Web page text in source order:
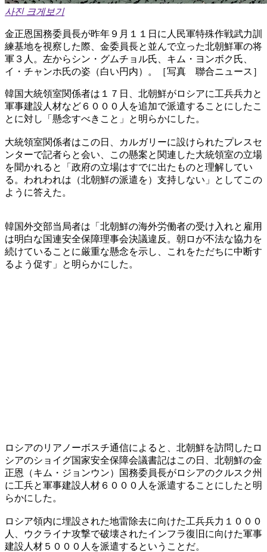
사진 크게보기
金正恩国務委員長が昨年９月１１日に人民軍特殊作戦武力訓
練基地を視察した際、金委員長と並んで立った北朝鮮軍の将
軍３人。左からシン・グムチョル氏、キム・ヨンボク氏、
イ・チャンホ氏の姿（白い円内）。［写真 聯合ニュース］
韓国大統領室関係者は１７日、北朝鮮がロシアに工兵兵力と
軍事建設人材など６０００人を追加で派遣することにしたこ
とに対し「懸念すべきこと」と明らかにした。
大統領室関係者はこの日、カルガリーに設けられたプレスセ
ンターで記者らと会い、この懸案と関連した大統領室の立場
を聞かれると「政府の立場はすでに出たものと理解してい
る。われわれは（北朝鮮の派遣を）支持しない」としてこの
ように答えた。
韓国外交部当局者は「北朝鮮の海外労働者の受け入れと雇用
は明白な国連安全保障理事会決議違反。朝ロが不法な協力を
続けていることに厳重な懸念を示し、これをただちに中断す
るよう促す」と明らかにした。
ロシアのリアノーボスチ通信によると、北朝鮮を訪問したロ
シアのショイグ国家安全保障会議書記はこの日、北朝鮮の金
正恩（キム・ジョンウン）国務委員長がロシアのクルスク州
に工兵と軍事建設人材６０００人を派遣することにしたと明
らかにした。
ロシア領内に埋設された地雷除去に向けた工兵兵力１０００
人、ウクライナ攻撃で破壊されたインフラ復旧に向けた軍事
建設人材５０００人を派遣するということだ。